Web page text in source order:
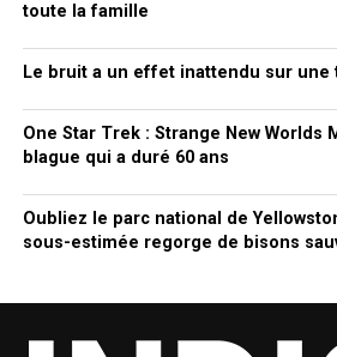
toute la famille
Le bruit a un effet inattendu sur une
One Star Trek : Strange New Worlds
blague qui a duré 60 ans
Oubliez le parc national de
sous-estimée regorge de bisons